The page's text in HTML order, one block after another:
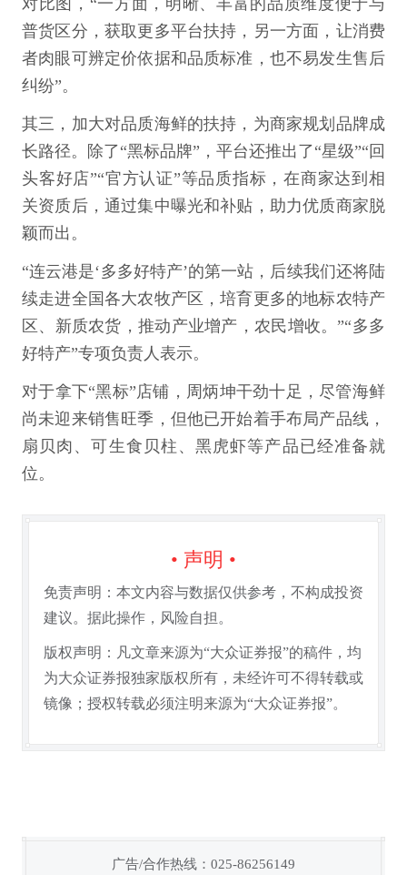
普货区分，获取更多平台扶持，另一方面，让消费
者肉眼可辨定价依据和品质标准，也不易发生售后
纠纷”。
其三，加大对品质海鲜的扶持，为商家规划品牌成
长路径。除了“黑标品牌”，平台还推出了“星级”“回
头客好店”“官方认证”等品质指标，在商家达到相
关资质后，通过集中曝光和补贴，助力优质商家脱
颖而出。
“连云港是‘多多好特产’的第一站，后续我们还将陆
续走进全国各大农牧产区，培育更多的地标农特产
区、新质农货，推动产业增产，农民增收。”“多多
好特产”专项负责人表示。
对于拿下“黑标”店铺，周炳坤干劲十足，尽管海鲜
尚未迎来销售旺季，但他已开始着手布局产品线，
扇贝肉、可生食贝柱、黑虎虾等产品已经准备就
位。
• 声明 •
免责声明：本文内容与数据仅供参考，不构成投资
建议。据此操作，风险自担。
版权声明：凡文章来源为“大众证券报”的稿件，均
为大众证券报独家版权所有，未经许可不得转载或
镜像；授权转载必须注明来源为“大众证券报”。
广告/合作热线：025-86256149